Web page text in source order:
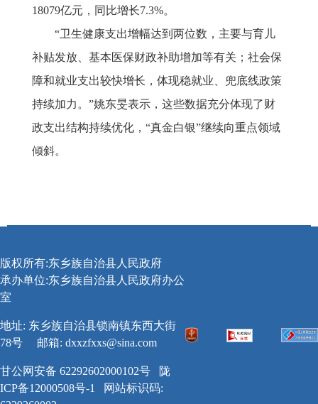
18079亿元，同比增长7.3%。
“卫生健康支出增幅达到两位数，主要与育儿
补贴发放、基本医保财政补助增加等有关；社会保
障和就业支出较快增长，体现稳就业、兜底线政策
持续加力。”姚东旻表示，这些数据充分体现了财
政支出结构持续优化，“真金白银”继续向重点领域
倾斜。
版权所有:东乡族自治县人民政府
承办单位:东乡族自治县人民政府办公
室
地址: 东乡族自治县锁南镇东西大街
78号
邮箱: dxxzfxxs@sina.com
甘公网安备 62292602000102号
陇
ICP备12000508号-1
网站标识码: